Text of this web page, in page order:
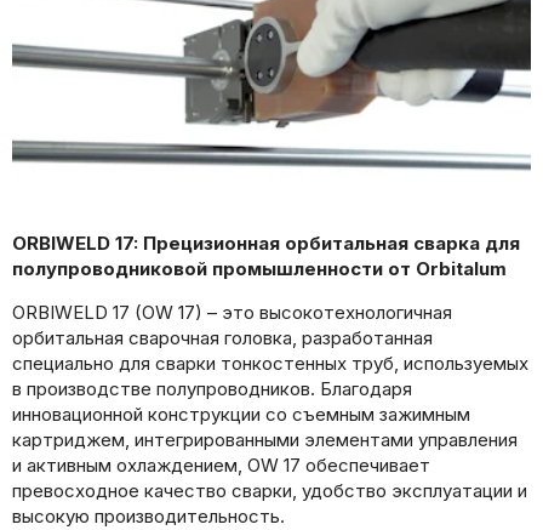
ORBIWELD 17: Прецизионная орбитальная сварка для
полупроводниковой промышленности от Orbitalum
ORBIWELD 17 (OW 17) – это высокотехнологичная
орбитальная сварочная головка, разработанная
специально для сварки тонкостенных труб, используемых
в производстве полупроводников. Благодаря
инновационной конструкции со съемным зажимным
картриджем, интегрированными элементами управления
и активным охлаждением, OW 17 обеспечивает
превосходное качество сварки, удобство эксплуатации и
высокую производительность.